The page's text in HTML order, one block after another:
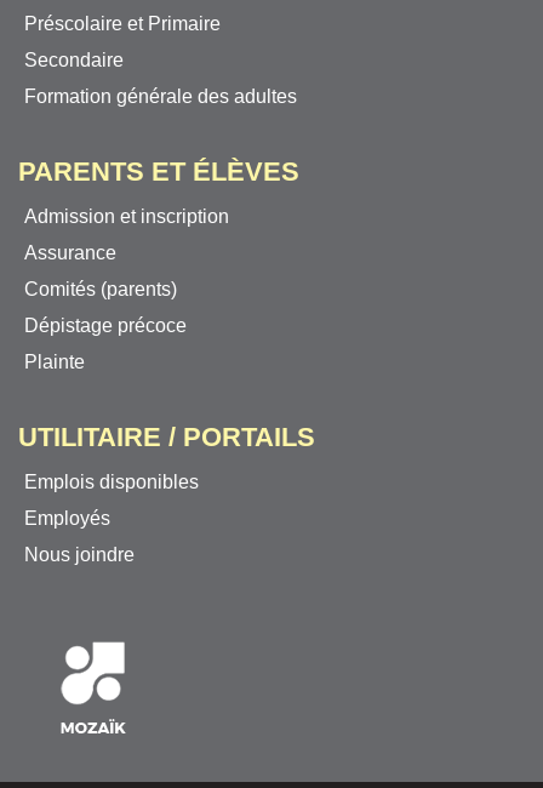
Préscolaire et Primaire
Secondaire
Formation générale des adultes
PARENTS ET ÉLÈVES
Admission et inscription
Assurance
Comités (parents)
Dépistage précoce
Plainte
UTILITAIRE / PORTAILS
Emplois disponibles
Employés
Nous joindre